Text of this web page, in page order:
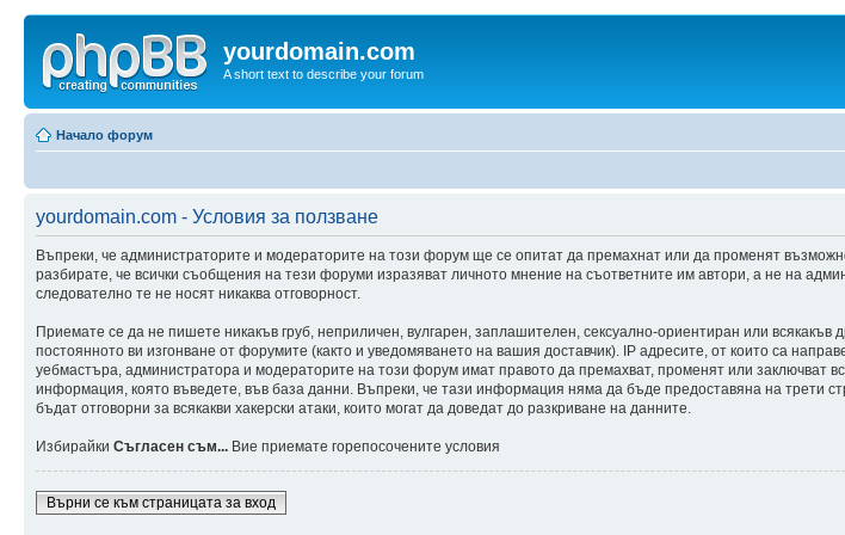
yourdomain.com
A short text to describe your forum
Начало форум
yourdomain.com - Условия за ползване
Въпреки, че администраторите и модераторите на този форум ще се опитат да премахнат или да променят
разбирате, че всички съобщения на тези форуми изразяват личното мнение на съответните им автори, а не на
следователно те не носят никаква отговорност.
Приемате се да не пишете никакъв груб, неприличен, вулгарен, заплашителен, сексуално-ориентиран или
постоянното ви изгонване от форумите (както и уведомяването на вашия доставчик). IP адресите, от които са
уебмастъра, администратора и модераторите на този форум имат правото да премахват, променят или заключват
информация, която въведете, във база данни. Въпреки, че тази информация няма да бъде предоставяна на трети
бъдат отговорни за всякакви хакерски атаки, които могат да доведат до разкриване на данните.
Избирайки Съгласен съм... Вие приемате горепосочените условия
Върни се към страницата за вход